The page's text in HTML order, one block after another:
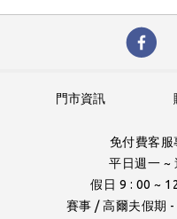
門市資訊
免付費客
平日週一 ~
假日 9 : 00 ~
賽事 / 高爾夫假期